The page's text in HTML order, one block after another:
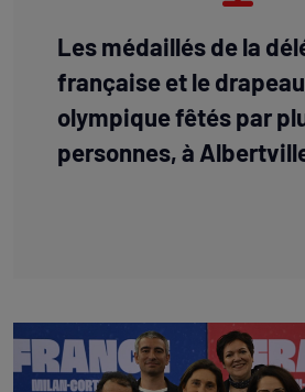
Les médaillés de la
française et le drapeau
olympique fêtés par
personnes, à